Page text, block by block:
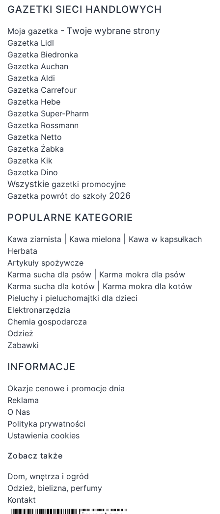
GAZETKI SIECI HANDLOWYCH
Moja gazetka - Twoje wybrane strony
Gazetka Lidl
Gazetka Biedronka
Gazetka Auchan
Gazetka Aldi
Gazetka Carrefour
Gazetka Hebe
Gazetka Super-Pharm
Gazetka Rossmann
Gazetka Netto
Gazetka Żabka
Gazetka Kik
Gazetka Dino
Wszystkie gazetki promocyjne
Gazetka powrót do szkoły 2026
POPULARNE KATEGORIE
Kawa ziarnista Kawa mielona
Kawa w kapsułkach
Herbata
Artykuły spożywcze
Karma sucha dla psów
Karma mokra dla psów
Karma sucha dla kotów
Karma mokra dla kotów
Pieluchy i pieluchomajtki dla dzieci
Elektronarzędzia
Chemia gospodarcza
Odzież
Zabawki
INFORMACJE
Okazje cenowe i promocje dnia
Reklama
O Nas
Polityka prywatności
Ustawienia cookies
Zobacz także
Dom, wnętrza i ogród
Odzież, bielizna, perfumy
Kontakt